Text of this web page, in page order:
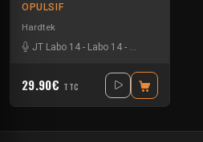
OPULSIF
Hardtek
JT Labo 14 - Labo 14 - N3llø Labo 14
29.90€ TTC